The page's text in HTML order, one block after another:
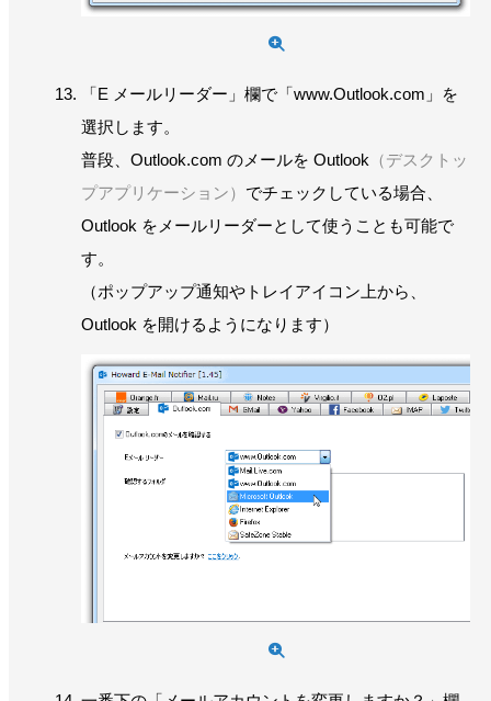
「E メールリーダー」欄で「www.Outlook.com」を
選択します。
普段、Outlook.com のメールを Outlook （デスクトッ
プアプリケーション） でチェックしている場合、
Outlook をメールリーダーとして使うことも可能で
す。
（ポップアップ通知やトレイアイコン上から、
Outlook を開けるようになります）